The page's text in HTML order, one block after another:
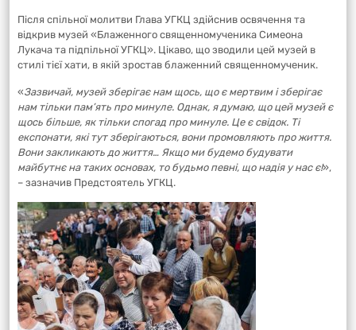
Після спільної молитви Глава УГКЦ здійснив освячення та
відкрив музей «Блаженного священномученика Симеона
Лукача та підпільної УГКЦ». Цікаво, що зводили цей музей в
стилі тієї хати, в якій зростав блаженний священномученик.
«Зазвичай, музей зберігає нам щось, що є мертвим і зберігає
нам тільки пам’ять про минуле. Однак, я думаю, що цей музей є
щось більше, як тільки спогад про минуле. Це є свідок. Ті
експонати, які тут зберігаються, вони промовляють про життя.
Вони закликають до життя… Якщо ми будемо будувати
майбутнє на таких основах, то будьмо певні, що надія у нас є!»,
– зазначив Предстоятель УГКЦ.